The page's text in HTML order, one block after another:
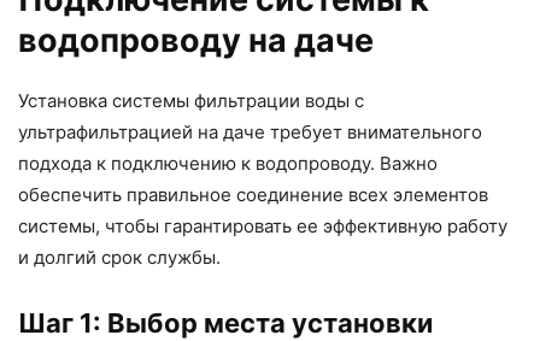
водопроводу на даче
Установка системы фильтрации воды с
ультрафильтрацией на даче требует внимательного
подхода к подключению к водопроводу. Важно
обеспечить правильное соединение всех элементов
системы, чтобы гарантировать ее эффективную работу
и долгий срок службы.
Шаг 1: Выбор места установки